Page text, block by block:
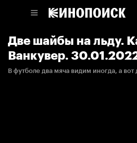
Две шайбы на льду.
Ванкувер.